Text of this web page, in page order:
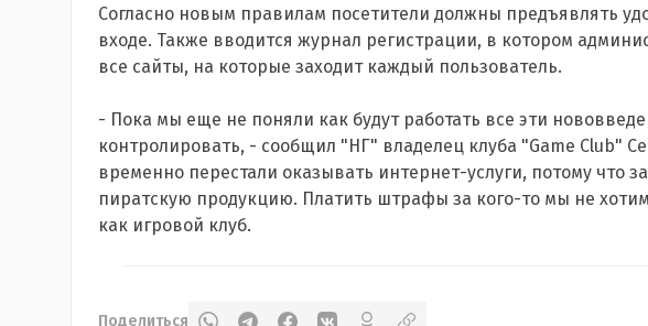
Согласно новым правилам посетители должны предъявлять
входе. Также вводится журнал регистрации, в котором
все сайты, на которые заходит каждый пользователь.
- Пока мы еще не поняли как будут работать все эти
контролировать, - сообщил "НГ" владелец клуба "Game Club"
временно перестали оказывать интернет-услуги, потому что
пиратскую продукцию. Платить штрафы за кого-то мы не
как игровой клуб.
Поделиться